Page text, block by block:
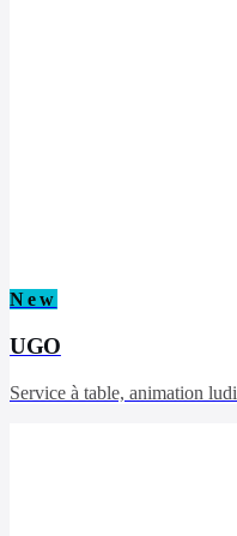
New
UGO
Service à table, animation